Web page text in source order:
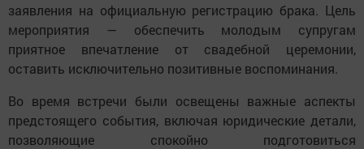
заявления на официальную регистрацию брака. Цель
мероприятия — обеспечить молодым супругам
приятное впечатление от свадебной церемонии,
оставить исключительно позитивные воспоминания.
Во время встречи были освещены важные аспекты
предстоящего события, включая юридические детали,
позволяющие спокойно подготовиться